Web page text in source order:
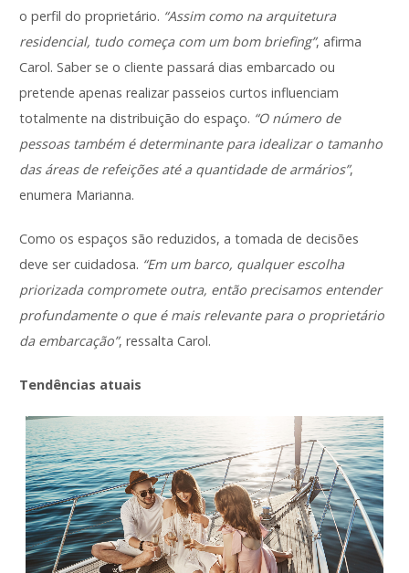
o perfil do proprietário. “Assim como na arquitetura
residencial, tudo começa com um bom briefing”, afirma
Carol. Saber se o cliente passará dias embarcado ou
pretende apenas realizar passeios curtos influenciam
totalmente na distribuição do espaço. “O número de
pessoas também é determinante para idealizar o tamanho
das áreas de refeições até a quantidade de armários”,
enumera Marianna.
Como os espaços são reduzidos, a tomada de decisões
deve ser cuidadosa. “Em um barco, qualquer escolha
priorizada compromete outra, então precisamos entender
profundamente o que é mais relevante para o proprietário
da embarcação”, ressalta Carol.
Tendências atuais